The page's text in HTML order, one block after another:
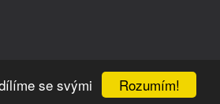
Rozumím!
se svými